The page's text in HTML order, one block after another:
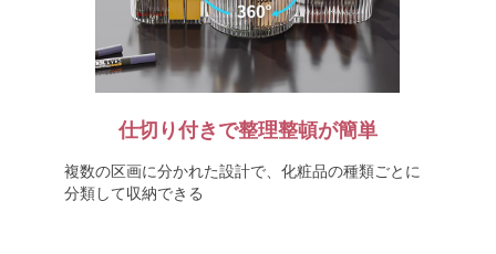
仕切り付きで整理整頓が簡単
複数の区画に分かれた設計で、化粧品の種類ごとに
分類して収納できる